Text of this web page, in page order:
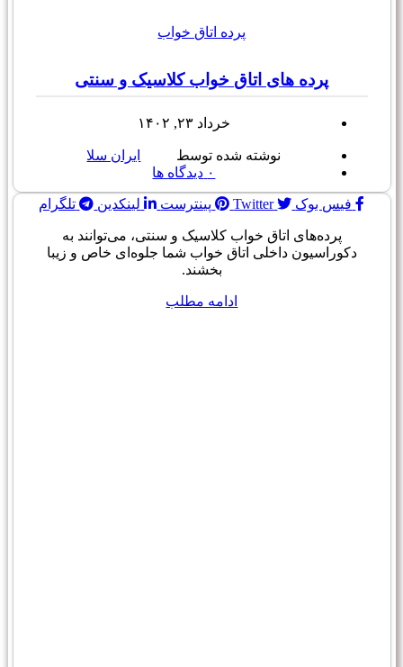
پرده اتاق خواب
پرده های اتاق خواب کلاسیک و سنتی
خرداد ۲۳, ۱۴۰۲
نوشته شده توسط
ایران سلا
۰ دیدگاه ها
فیس بوک Twitter پینترست لینکدین تلگرام
پرده‌های اتاق خواب کلاسیک و سنتی، می‌توانند به
دکوراسیون داخلی اتاق خواب شما جلوه‌ای خاص و زیبا
بخشند.
ادامه مطلب